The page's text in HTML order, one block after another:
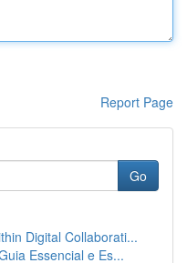
Report Page
Go
Digital Collaborati...
Essencial e Es...